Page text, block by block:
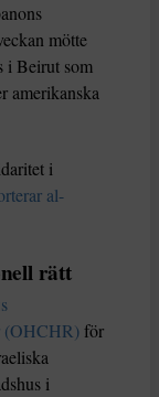
mötte
i Beirut som
amerikanska
i
al-
rätt
(OHCHR)för
i